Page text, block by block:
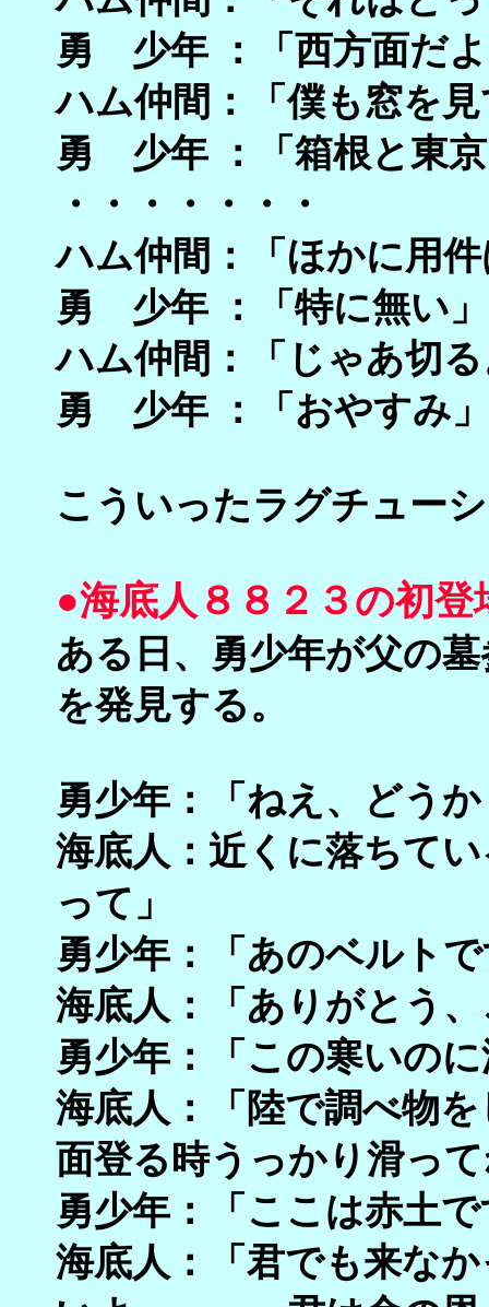
勇 少年 ：「西方面だ
ハム仲間：「僕も窓を
勇 少年 ：「箱根と東
・・・・・・・
ハム仲間：「ほかに用
勇 少年 ：「特に無い」
ハム仲間：「じゃあ切
勇 少年 ：「おやすみ」
こういったラグチュー
●海底人８８２３の初登
ある日、勇少年が父の
を発見する。
勇少年：「ねえ、どう
海底人：近くに落ちて
って」
勇少年：「あのベルト
海底人：「ありがとう
勇少年：「この寒いの
海底人：「陸で調べ物
面登る時うっかり滑っ
勇少年：「ここは赤土
海底人：「君でも来な